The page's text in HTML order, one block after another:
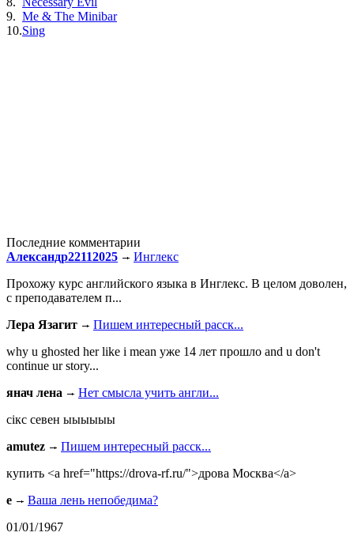
9. Me & The Minibar
10.Sing
Последние комментарии
Александр22112025
Инглекс
Прохожу курс английского языка в Инглекс. В целом доволен,
с преподавателем п...
Лера Язагит
Пишем интересный расск...
why u ghosted her like i mean уже 14 лет прошло and u don't
continue ur story...
янач лена
Нет смысла учить англи...
сiкс севен ыыыыыы
amutez
Пишем интересный расск...
купить <a href="https://drova-rf.ru/">дрова Москва</a>
e
Ваша лень непобедима?
01/01/1967